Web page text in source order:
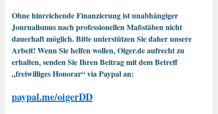
Ohne hinreichende Finanzierung ist unabhängiger
Journalismus nach professionellen Maßstäben nicht
dauerhaft möglich. Bitte unterstützen Sie daher unsere
Arbeit! Wenn Sie helfen wollen, Oiger.de aufrecht zu
erhalten, senden Sie Ihren Beitrag mit dem Betreff
„freiwilliges Honorar“ via Paypal an:
paypal.me/oigerDD